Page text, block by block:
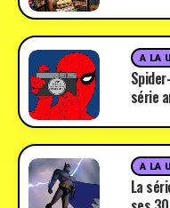
A LA
série
A LA
La